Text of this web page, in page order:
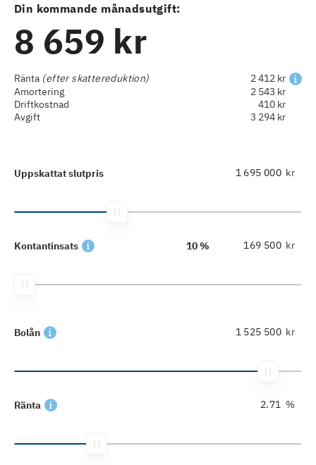
Din kommande månadsutgift:
8 659 kr
Ränta (efter skattereduktion)
2 412 kr
Amortering
2 543 kr
Driftkostnad
410 kr
Avgift
3 294 kr
Uppskattat slutpris kr
Kontantinsats 10 % kr
Bolån kr
Ränta %